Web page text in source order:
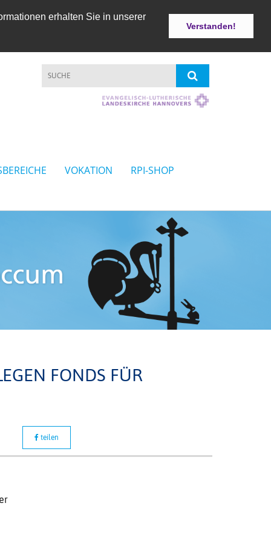
erhalten Sie in unserer
Verstanden!
VOKATION
RPI-SHOP
FONDS FÜR
teilen